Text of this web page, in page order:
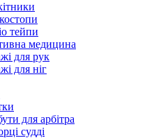
тейпи
медицина
для рук
для ніг
для арбітра
судді